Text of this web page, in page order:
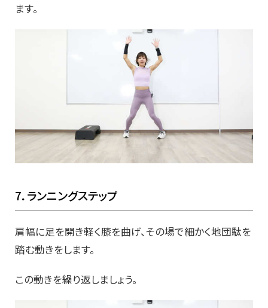
ます。
7．ランニングステップ
肩幅に足を開き軽く膝を曲げ、その場で細かく地団駄を
踏む動きをします。
この動きを繰り返しましょう。